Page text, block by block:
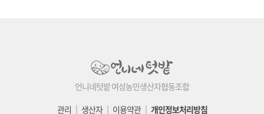
언니네텃밭 여성농민생산자협동조합
관리
생산자│ 이용약관│ 개인정보처리방침